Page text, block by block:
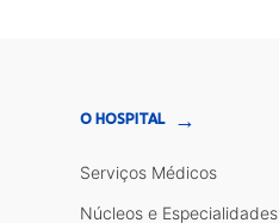
O HOSPITAL →
Serviços Médicos
Núcleos e Especialidades